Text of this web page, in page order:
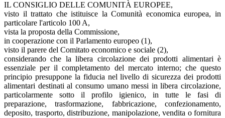
IL CONSIGLIO DELLE COMUNITÀ EUROPEE,
visto il trattato che istituisce la Comunità economica europea, in
particolare l'articolo 100 A,
vista la proposta della Commissione,
in cooperazione con il Parlamento europeo (1),
visto il parere del Comitato economico e sociale (2),
considerando che la libera circolazione dei prodotti alimentari è
essenziale per il completamento del mercato interno; che questo
principio presuppone la fiducia nel livello di sicurezza dei prodotti
alimentari destinati al consumo umano messi in libera circolazione,
particolarmente sotto il profilo igienico, in tutte le fasi di
preparazione, trasformazione, fabbricazione, confezionamento,
deposito, trasporto, distribuzione, manipolazione, vendita o fornitura